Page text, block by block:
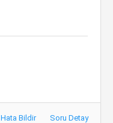
Hata Bildir Soru Detay